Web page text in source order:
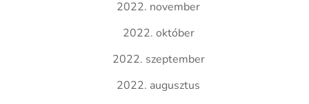
2022. november
2022. október
2022. szeptember
2022. augusztus